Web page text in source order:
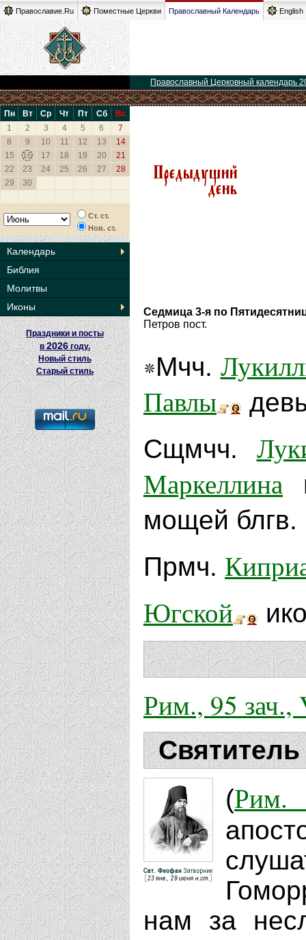
Православие.Ru Поместные Церкви Православный Календарь English
Православный Церковный календарь
Пн Вт Ср Чт Пт Сб
Вс
1
2 3 4 5 6
7
8
9 10 11 12 13
14
15
16 17 18 19 20
21
22
23 24 25 26 27
28
29
30
Ст. ст.
Нов. ст.
Календарь
Библия
Молитвы
Иконы
Праздники и посты
в2026 году.
Новый стиль
Старый стиль
Седмица 3-я по
Петров пост.
Мчч.
Павлы
Сщмчч.
Маркеллина
мощей
Прмч.
Югской
Рим., 95
(Рим.
нам за